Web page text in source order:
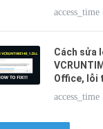
access_time
Cách sửa
Office, lỗi
access_time